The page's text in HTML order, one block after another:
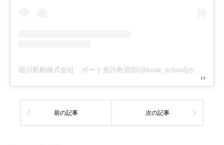
前の記事 次の記事